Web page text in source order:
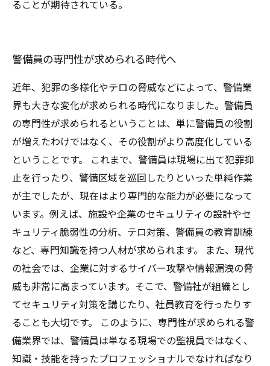
ることが期待されている。
警備員の専門性が求められる時代へ
近年、犯罪の多様化やテロの脅威などによって、警備業
界も大きな変化が求められる時代になりました。警備員
の専門性が求められるということは、単に警備員の役割
が増えたわけではなく、その役割がより高度化している
ということです。 これまで、警備員は現場に出て犯罪抑
止を行ったり、警備区域を巡回したりといった単純作業
が主でしたが、現在はより専門的な能力が必要になって
います。例えば、施設や企業のセキュリティの設計やセ
キュリティ脆弱性の分析、テロ対策、警備員の教育訓練
など、専門知識を持つ人材が求められます。 また、現代
の社会では、企業に対するサイバー攻撃や情報漏洩の脅
威も非常に高まっています。そこで、警備社が組織とし
てセキュリティ対策を講じたり、社員教育を行ったりす
ることも大切です。 このように、専門性が求められる警
備業界では、警備員は単なる現場での監視員ではなく、
知識・技能を持ったプロフェッショナルでなければなり